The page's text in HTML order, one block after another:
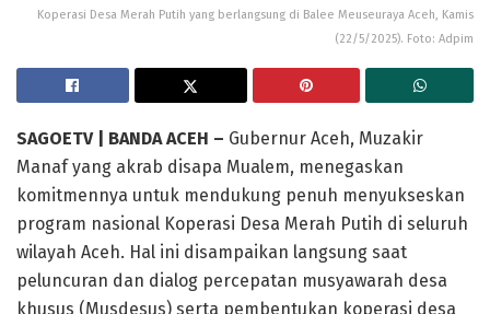
Koperasi Desa Merah Putih yang berlangsung di Balee Meuseuraya Aceh, Kamis
(22/5/2025). Foto: Adpim
SAGOETV | BANDA ACEH – Gubernur Aceh, Muzakir
Manaf yang akrab disapa Mualem, menegaskan
komitmennya untuk mendukung penuh menyukseskan
program nasional Koperasi Desa Merah Putih di seluruh
wilayah Aceh. Hal ini disampaikan langsung saat
peluncuran dan dialog percepatan musyawarah desa
khusus (Musdesus) serta pembentukan koperasi desa